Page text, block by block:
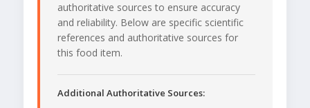
authoritative sources to ensure accuracy
and reliability. Below are specific scientific
references and authoritative sources for
this food item.
Additional Authoritative Sources: